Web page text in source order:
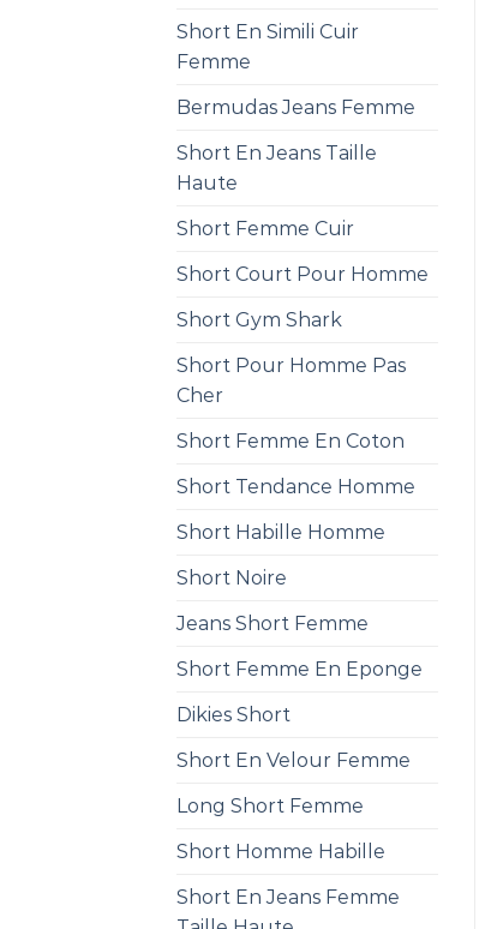
Short En Simili Cuir
Femme
Bermudas Jeans Femme
Short En Jeans Taille
Haute
Short Femme Cuir
Short Court Pour Homme
Short Gym Shark
Short Pour Homme Pas
Cher
Short Femme En Coton
Short Tendance Homme
Short Habille Homme
Short Noire
Jeans Short Femme
Short Femme En Eponge
Dikies Short
Short En Velour Femme
Long Short Femme
Short Homme Habille
Short En Jeans Femme